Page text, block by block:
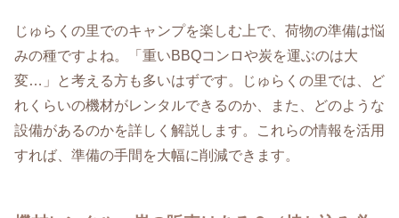
じゅらくの里でのキャンプを楽しむ上で、荷物の準備は悩
みの種ですよね。「重いBBQコンロや炭を運ぶのは大
変…」と考える方も多いはずです。じゅらくの里では、ど
れくらいの機材がレンタルできるのか、また、どのような
設備があるのかを詳しく解説します。これらの情報を活用
すれば、準備の手間を大幅に削減できます。